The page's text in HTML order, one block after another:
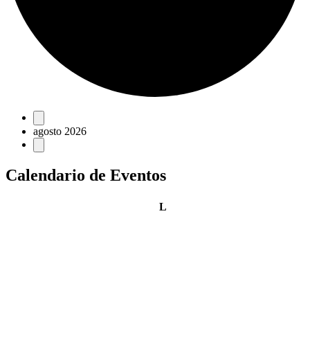
Eventos
agosto 2026
Calendario de Eventos
Llunes